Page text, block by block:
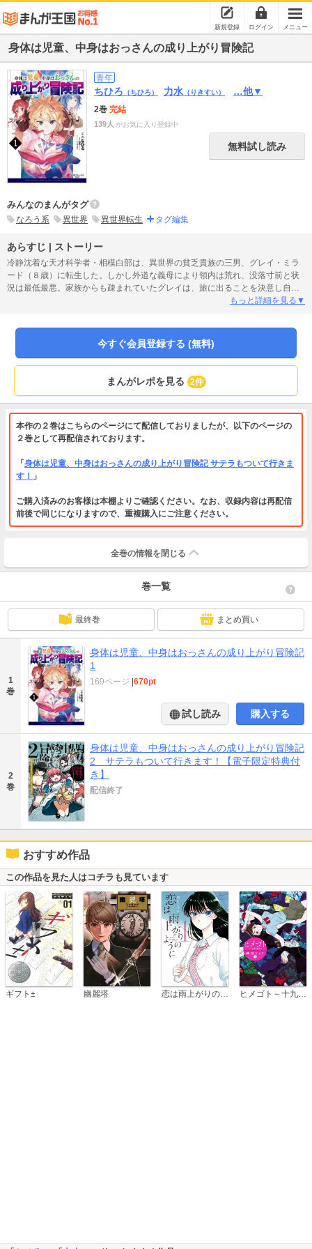
新規登録 ログイン メニュー
身体は児童、中身はおっさんの成り上がり冒険記
青年
ちひろ （ちひろ） 力水 （りきすい） …他▼
2巻 完結
139人 がお気に入り登録中
無料試し読み
みんなのまんがタグ
なろう系 異世界 異世界転生 タグ編集
あらすじ | ストーリー
冷静沈着な天才科学者・相模白部は、異世界の貧乏貴族の三男、グレイ・ミラ
ード（８歳）に転生した。しかし外道な義母により領内は荒れ、没落寸前と状
況は最低最悪。家族からも疎まれていたグレイは、旅に出ることを決意し自立
することに。転生時に与えられた特別ボーナス「魔法の設計図」「円環領域」
もっと詳細を見る▼
今すぐ会員登録する (無料)
まんがレポを見る 2件
本作の２巻はこちらのページにて配信しておりましたが、以下のページの
２巻として再配信されております。
「身体は児童、中身はおっさんの成り上がり冒険記 サテラもついて行きま
す！
」
ご購入済みのお客様は本棚よりご確認ください。なお、収録内容は再配信
前後で同じになりますので、重複購入にご注意ください。
全巻の情報を 閉じる
巻一覧
最終巻 まとめ買い
1
巻
身体は児童、中身はおっさんの成り上がり冒険記
1
169ページ |670pt
試し読み 購入する
2
巻
身体は児童、中身はおっさんの成り上がり冒険記
2 サテラもついて行きます！【電子限定特典付
き】
配信終了
おすすめ作品
この作品を見た人はコチラも見ています
ギフト± 幽麗塔 ヒメゴト～十九歳の制服～